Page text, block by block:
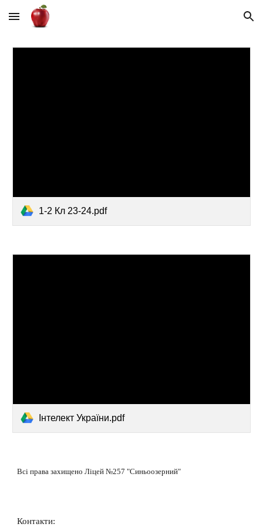
Skip to main content Skip to navigation
1-2 Кл 23-24.pdf
Інтелект України.pdf
Всі права захищено Ліцей №257 "Синьоозерний"
Контакти: